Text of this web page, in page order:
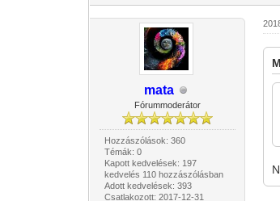
mata
Fórummoderátor
Hozzászólások: 360
Témák: 0
Kapott kedvelések: 197
kedvelés 110 hozzászólásban
Adott kedvelések: 393
Csatlakozott: 2017-12-31